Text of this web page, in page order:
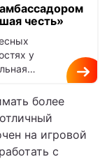
честь»
у
более
на игровой
с